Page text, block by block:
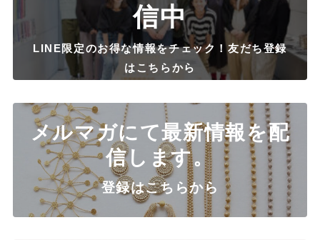
信中
LINE限定のお得な情報をチェック！友だち登録
はこちらから
メルマガにて最新情報を配
信します。
登録はこちらから